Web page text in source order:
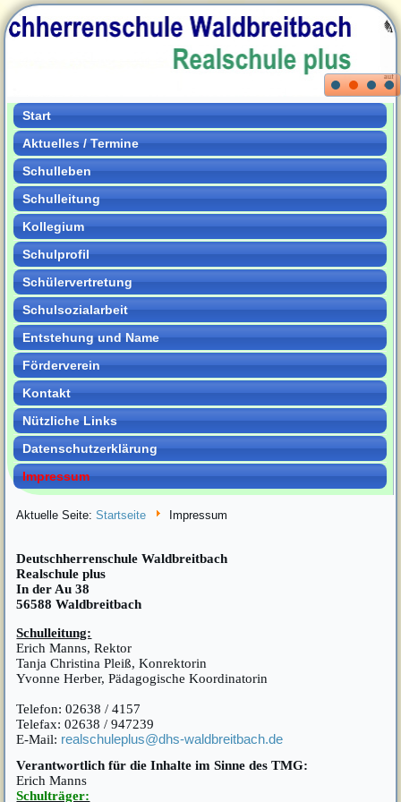
Start
Aktuelles / Termine
Schulleben
Schulleitung
Kollegium
Schulprofil
Schülervertretung
Schulsozialarbeit
Entstehung und Name
Förderverein
Kontakt
Nützliche Links
Datenschutzerklärung
Impressum
Aktuelle Seite:Startseite Impressum
Deutschherrenschule Waldbreitbach
Realschule plus
In der Au 38
56588 Waldbreitbach
Schulleitung:
Erich Manns, Rektor
Tanja Christina Pleiß, Konrektorin
Yvonne Herber, Pädagogische Koordinatorin
Telefon: 02638 / 4157
Telefax: 02638 / 947239
E-Mail: realschuleplus@dhs-waldbreitbach.de
Verantwortlich für die Inhalte im Sinne des TMG:
Erich Manns
Schulträger: